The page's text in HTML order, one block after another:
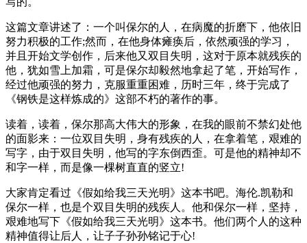
这篇文章讲述了：一个叫保尔的人，在病魔的折磨下，他依旧
努力积极的工作;然而，在他身体瘫痪后，依然顽强的学习，
并且开始文学创作，后来他又双目失明，这对于原本就残疾的
他，犹如雪上加霜，可是保尔却毅然地拿起了笔，开始写作，
经过他顽强的努力，克服重重困难，历时三年，终于完成了
《钢铁是这样炼成的》这部不朽的著作的事。
读着，读着，保尔那高大伟大的形象，在我的眼前不禁幻处他
的面影来：一位双目失明，身有残疾的人，在拿着笔，艰难的
写字，由于双目失明，他写的字东倒西歪。可是他的精神却不
和字一样，而是像一棵树直直的竖立!
大家肯定看过《假如给我三天光明》这本书吧。海伦.凯勒和
保尔一样，也是个双目失明的残疾人。他和保尔一样，坚持，
艰难地写下《假如给我三天光明》这本书。他们两个人的这种
精神值得让后人，让子子孙孙铭记于心!